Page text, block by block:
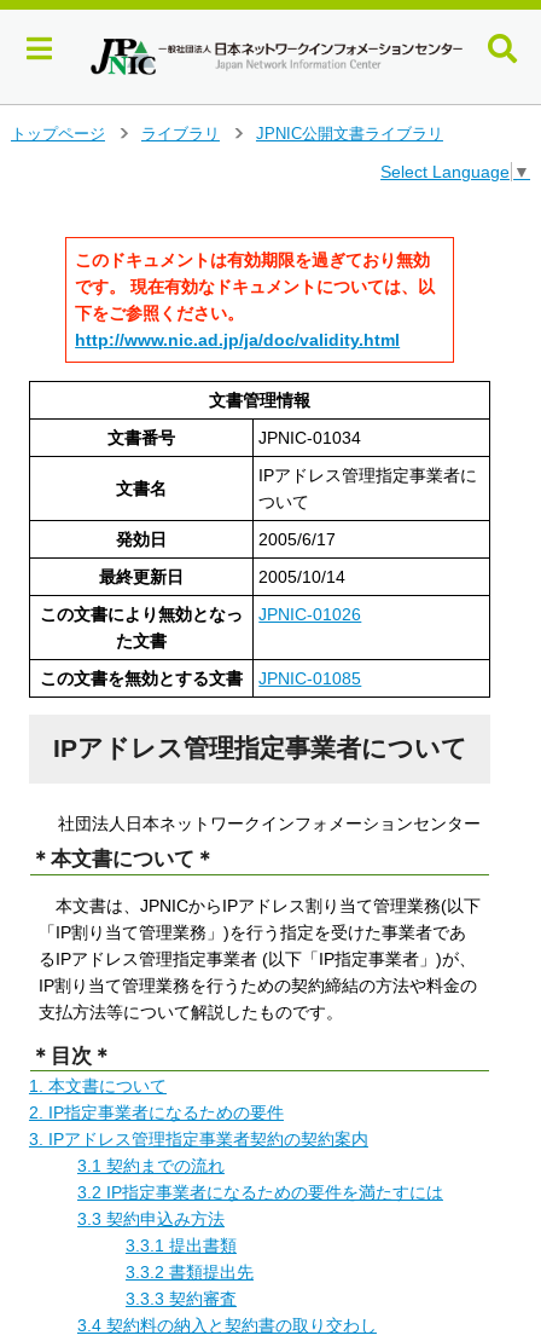
トップページ
ライブラリ
JPNIC公開文書ライブラリ
Select Language ▼
このドキュメントは有効期限を過ぎており無効
です。 現在有効なドキュメントについては、以
下をご参照ください。
http://www.nic.ad.jp/ja/doc/validity.html
文書管理情報
文書番号
JPNIC-01034
文書名
IPアドレス管理指定事業者に
ついて
発効日
2005/6/17
最終更新日
2005/10/14
この文書により無効となっ
た文書
JPNIC-01026
この文書を無効とする文書 JPNIC-01085
IPアドレス管理指定事業者について
社団法人日本ネットワークインフォメーションセンター
＊本文書について＊
本文書は、JPNICからIPアドレス割り当て管理業務(以下
「IP割り当て管理業務」)を行う指定を受けた事業者であ
るIPアドレス管理指定事業者 (以下「IP指定事業者」)が、
IP割り当て管理業務を行うための契約締結の方法や料金の
支払方法等について解説したものです。
＊目次＊
1. 本文書について
2. IP指定事業者になるための要件
3. IPアドレス管理指定事業者契約の契約案内
3.1 契約までの流れ
3.2 IP指定事業者になるための要件を満たすには
3.3 契約申込み方法
3.3.1 提出書類
3.3.2 書類提出先
3.3.3 契約審査
3.4 契約料の納入と契約書の取り交わし